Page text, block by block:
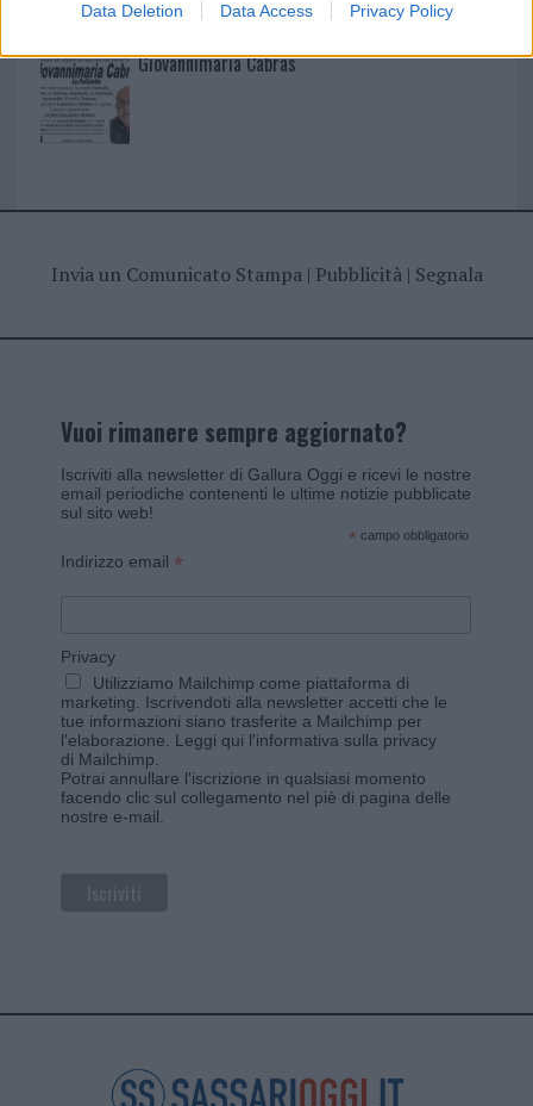
Data Deletion Data Access Privacy Policy
Giovannimaria Cabras
Invia un Comunicato Stampa| Pubblicità| Segnala
Vuoi rimanere sempre aggiornato?
Iscriviti alla newsletter di Gallura Oggi e ricevi le nostre
email periodiche contenenti le ultime notizie pubblicate
sul sito web!
* campo obbligatorio
Indirizzo email *
Privacy
Utilizziamo Mailchimp come piattaforma di
marketing. Iscrivendoti alla newsletter accetti che le
tue informazioni siano trasferite a Mailchimp per
l'elaborazione. Leggi qui l'informativa sulla privacy
di Mailchimp
Potrai annullare l'iscrizione in qualsiasi momento
facendo clic sul collegamento nel piè di pagina delle
nostre e-mail.